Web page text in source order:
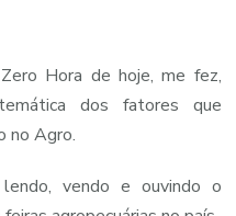
Hora de hoje, me fez,
dos fatores que
no Agro.
vendo e ouvindo o